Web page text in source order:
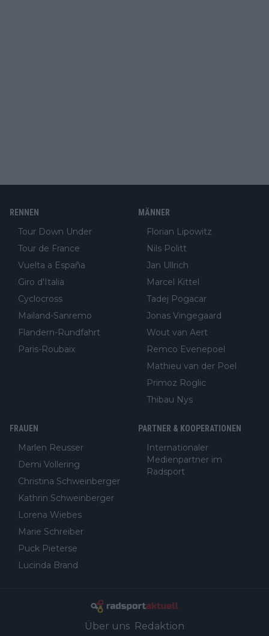
RENNEN
Tour Down Under
Tour de France
Vuelta a España
Giro d'Italia
Cyclocross
Mailand-Sanremo
Flandern-Rundfahrt
Paris-Roubaix
MÄNNER
Florian Lipowitz
Nils Politt
Jan Ullrich
Marcel Kittel
Tadej Pogacar
Jonas Vingegaard
Wout van Aert
Remco Evenepoel
Mathieu van der Poel
Primoz Roglic
Thibau Nys
FRAUEN
Marlen Reusser
Demi Vollering
Christina Schweinberger
Kathrin Schweinberger
Lorena Wiebes
Marie Schreiber
Puck Pieterse
Lucinda Brand
PARTNER & KOOPERATIONEN
Internationaler
Medienpartner im
Radsport
Über uns Redaktion